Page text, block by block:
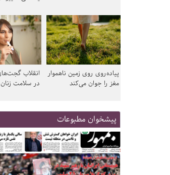
پیاده‌روی روی زمین ناهموار
مغز را جوان می‌کند
انقلاب
در سلامت زنان
پیشخوان مطبوعات